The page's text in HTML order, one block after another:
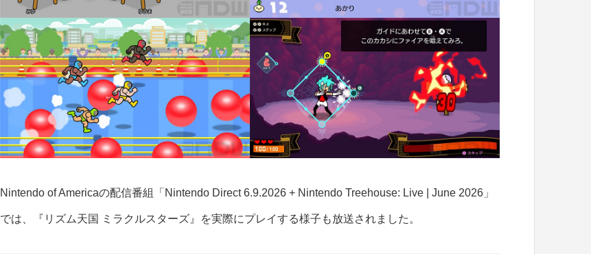
Nintendo of Americaの配信番組「Nintendo Direct 6.9.2026 + Nintendo Treehouse: Live | June 2026」
では、『リズム天国 ミラクルスターズ』を実際にプレイする様子も放送されました。